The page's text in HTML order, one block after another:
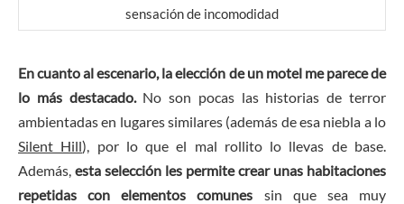
sensación de incomodidad
En cuanto al escenario, la elección de un motel me parece de
lo más destacado.No son pocas las historias de terror
ambientadas en lugares similares (además de esa niebla a lo
Silent Hill), por lo que el mal rollito lo llevas de base.
Además, esta selección les permite crear unas habitaciones
repetidas con elementos comunes sin que sea muy